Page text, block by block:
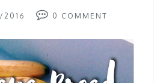
0 COMMENT